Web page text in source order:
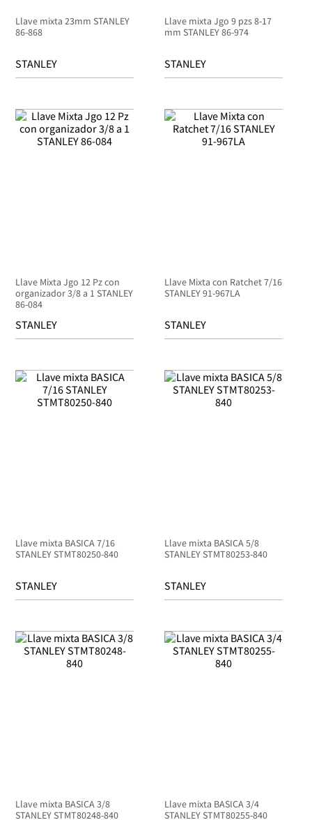
Llave mixta 23mm STANLEY
86-868
STANLEY
Llave mixta Jgo 9 pzs 8-17
mm STANLEY 86-974
STANLEY
Llave Mixta Jgo 12 Pz con
organizador 3/8 a 1 STANLEY
86-084
STANLEY
Llave Mixta con Ratchet 7/16
STANLEY 91-967LA
STANLEY
Llave mixta BASICA 7/16
STANLEY STMT80250-840
STANLEY
Llave mixta BASICA 5/8
STANLEY STMT80253-840
STANLEY
Llave mixta BASICA 3/8
STANLEY STMT80248-840
Llave mixta BASICA 3/4
STANLEY STMT80255-840